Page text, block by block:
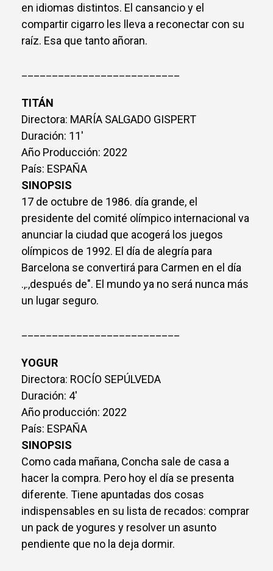
en idiomas distintos. El cansancio y el
compartir cigarro les lleva a reconectar con su
raíz. Esa que tanto añoran.
TITÁN
Directora: MARÍA SALGADO GISPERT
Duración: 11'
Año Producción: 2022
País: ESPAÑA
SINOPSIS
17 de octubre de 1986. día grande, el
presidente del comité olímpico internacional va
anunciar la ciudad que acogerá los juegos
olímpicos de 1992. El día de alegría para
Barcelona se convertirá para Carmen en el día
.,.,después de". El mundo ya no será nunca más
un lugar seguro.
YOGUR
Directora: ROCÍO SEPÚLVEDA
Duración: 4'
Año producción: 2022
País: ESPAÑA
SINOPSIS
Como cada mañana, Concha sale de casa a
hacer la compra. Pero hoy el día se presenta
diferente. Tiene apuntadas dos cosas
indispensables en su lista de recados: comprar
un pack de yogures y resolver un asunto
pendiente que no la deja dormir.